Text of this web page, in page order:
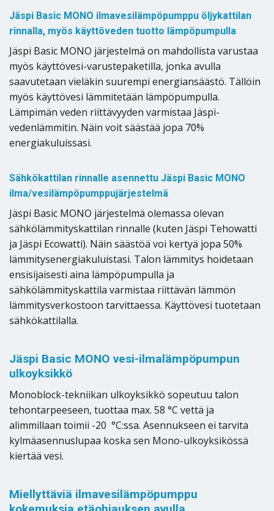
Jäspi Basic MONO ilmavesilämpöpumppu öljykattilan
rinnalla, myös käyttöveden tuotto lämpöpumpulla
Jäspi Basic MONO järjestelmä on mahdollista varustaa
myös käyttövesi-varustepaketilla, jonka avulla
saavutetaan vieläkin suurempi energiansäästö. Tällöin
myös käyttövesi lämmitetään lämpöpumpulla.
Lämpimän veden riittävyyden varmistaa Jäspi-
vedenlämmitin. Näin voit säästää jopa 70%
energiakuluissasi.
Sähkökattilan rinnalle asennettu Jäspi Basic MONO
ilma/vesilämpöpumppujärjestelmä
Jäspi Basic MONO järjestelmä olemassa olevan
sähkölämmityskattilan rinnalle (kuten Jäspi Tehowatti
ja Jäspi Ecowatti). Näin säästöä voi kertyä jopa 50%
lämmitysenergiakuluistasi. Talon lämmitys hoidetaan
ensisijaisesti aina lämpöpumpulla ja
sähkölämmityskattila varmistaa riittävän lämmön
lämmitysverkostoon tarvittaessa. Käyttövesi tuotetaan
sähkökattilalla.
Jäspi Basic MONO vesi-ilmalämpöpumpun
ulkoyksikkö
Monoblock-tekniikan ulkoyksikkö sopeutuu talon
tehontarpeeseen, tuottaa max. 58 °C vettä ja
alimmillaan toimii -20 °C:ssa. Asennukseen ei tarvita
kylmäasennuslupaa koska sen Mono-ulkoyksikössä
kiertää vesi.
Miellyttäviä ilmavesilämpöpumppu